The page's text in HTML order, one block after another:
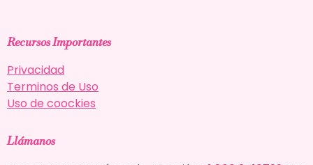
Recursos Importantes
Privacidad
Terminos de Uso
Uso de coockies
Llámanos